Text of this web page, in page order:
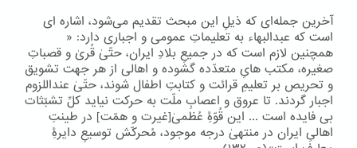
آخرین جمله‌ای که ذیلِ این مبحث تقدیم می‌شود، اشاره ای
است که عبدالبهاء به تعلیماتِ عمومی و اجباری دارد: «
همچنین لازم است که در جمیعِ بلادِ ایران، حتّیٰ قُریٰ و قصباتِ
صغیره، مکتب هایِ متعدّده گشوده و اهالی از هر جهت تشویق
و تحریص بر تعلیمِ قرائت و کتابتِ اطفال شوند، حتّیٰ عنداللزوم
اجبار گردند. تا عروق و اعصابِ ملّت به حرکت نیاید کلِّ تشبّثات
بی فایده است ... این قُوّۀِ عُظمیٰ[غیرت و همّت] در طینتِ
اهالیِ ایران در منتهیٰ درجه موجود، مُحرکّش توسیعِ دایرۀِ